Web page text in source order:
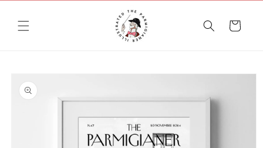
Vai
ai contenuti
Carrello
informazioni
sul prodotto